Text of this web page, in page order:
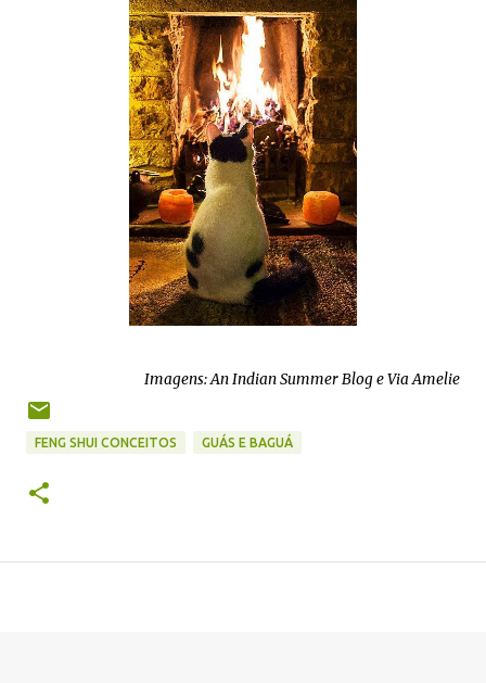
Imagens: An Indian Summer Blog e Via Amelie
FENG SHUI CONCEITOS GUÁS E BAGUÁ